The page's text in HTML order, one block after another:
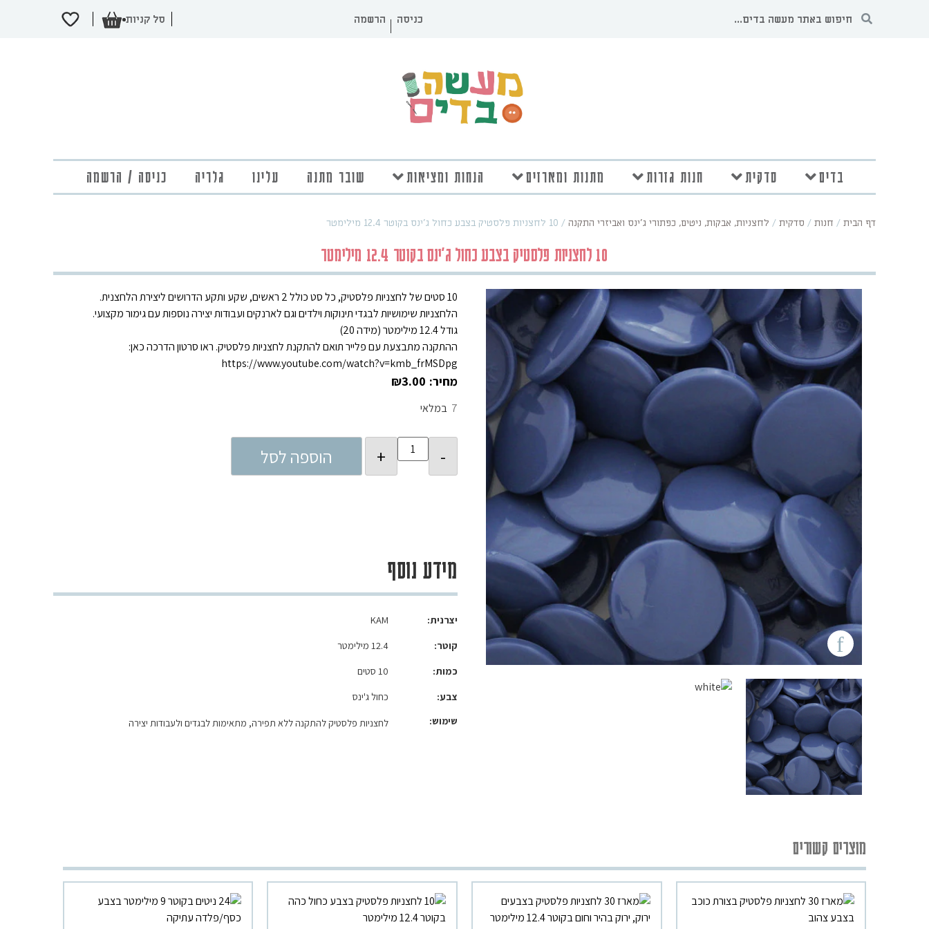
כניסה הרשמה
בדים סדקית חנות גזרות מתנות ומארזים הנחות ומציאות שובר מתנה עלינו גלריה כניסה / הרשמה
דף הבית / חנות / סדקית / לחצניות, אבקות, ניטים, כפתורי ג'ינס ואביזרי התקנה / 10 לחצניות פלסטיק בצבע כחול ג'ינס בקוטר 12.4 מילימטר
10 לחצניות פלסטיק בצבע כחול ג'ינס בקוטר 12.4 מילימטר
10 סטים של לחצניות פלסטיק, כל סט כולל 2 ראשים, שקע ותקע הדרושים ליצירת הלחצנית.
הלחצניות שימושיות לבגדי תינוקות וילדים וגם לארנקים ועבודות יצירה נוספות עם גימור מקצועי.
גודל 12.4 מילימטר (מידה 20)
ההתקנה מתבצעת עם פלייר תואם להתקנת לחצניות פלסטיק. ראו סרטון הדרכה כאן:
https://www.youtube.com/watch?v=kmb_frMSDpg
₪3.00
7 במלאי
הוספה לסל
מידע נוסף
יצרנית
KAM
קוטר
12.4 מילימטר
כמות
10 סטים
צבע
כחול ג'ינס
שימוש: לחצניות פלסטיק להתקנה ללא תפירה, מתאימות לבגדים ולעבודות יצירה
מוצרים קשורים